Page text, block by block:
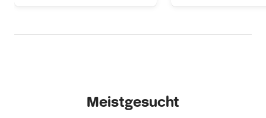
Meistgesucht